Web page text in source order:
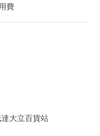
費
大立百貨站